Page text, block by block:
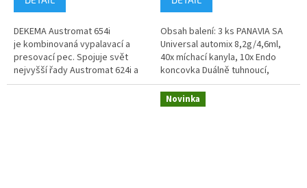
DEKEMA Austromat 654i
je kombinovaná vypalavací a
presovací pec. Spojuje svět
nejvyšší řady Austromat 624i a
unikátní technologii umožňující
Obsah balení: 3 ks PANAVIA SA
Universal automix 8,2g/4,6ml,
40x míchací kanyla, 10x Endo
koncovka Duálně tuhnoucí,
fluorid uvolňující, radioopakní,
samoadhezivní pryskyřičný...
Novinka